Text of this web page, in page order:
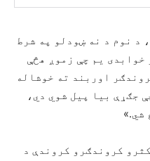
د نوم د نه ښودلو په شرط
خوابدی یم چې زموږ هڅې
اوربند ته خوشاله
جګړې بیا پیل شوي دي،
شي.»
کروندګرو کروندې د